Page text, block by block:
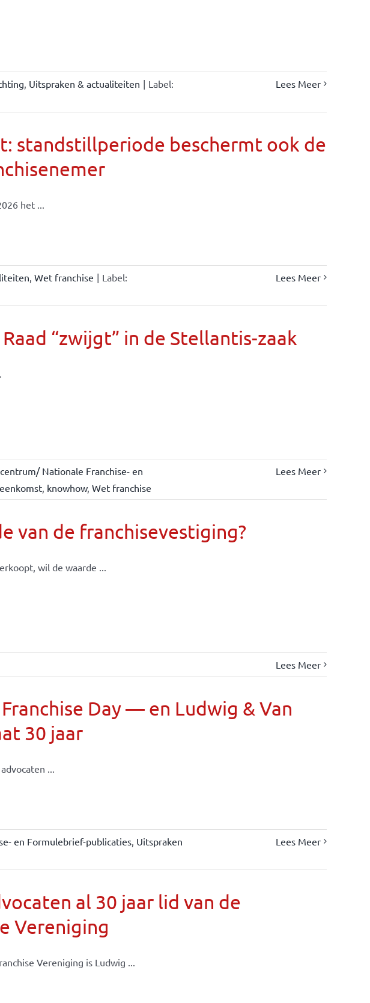
, Uitspraken & actualiteiten | Label:
Lees Meer
standstillperiode beschermt ook de
het ...
, Wet franchise | Label:
Lees Meer
“zwijgt” in de Stellantis-zaak
Nationale Franchise- en
, knowhow, Wet franchise
Lees Meer
van de franchisevestiging?
wil de waarde ...
Lees Meer
Day — en Ludwig & Van
30 jaar
...
en Formulebrief-publicaties, Uitspraken
Lees Meer
al 30 jaar lid van de
Vereniging
Vereniging is Ludwig ...